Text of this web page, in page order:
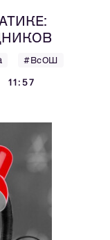
#ВсОШ
11:57